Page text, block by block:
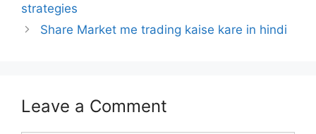
strategies
Share Market me trading kaise kare in hindi
Leave a Comment